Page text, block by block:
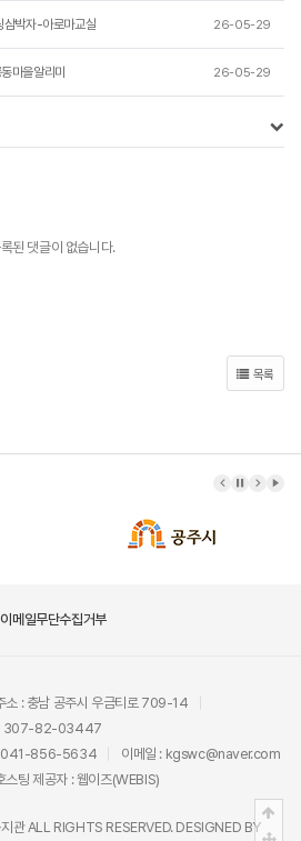
삼박자-아로마교실 26-05-29
마을알리미 26-05-29
된 댓글이 없습니다.
목록
이전 배너
배너 정지
다음 배
배
이메일무단수집거부
소 : 충남 공주시 우금티로 709-14
: 307-82-03447
041-856-5634
이메일 : kgswc@naver.com
스팅 제공자 :웹이즈(WEBIS)
관ALL RIGHTS RESERVED. DESIGNED BY